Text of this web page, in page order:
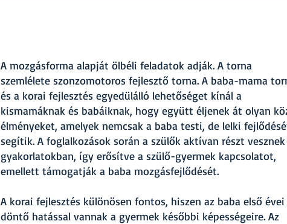
A mozgásforma alapját ölbéli feladatok adják. A torna
szemlélete szonzomotoros fejlesztő torna. A baba-mama
és a korai fejlesztés egyedülálló lehetőséget kínál a
kismamáknak és babáiknak, hogy együtt éljenek át olyan
élményeket, amelyek nemcsak a baba testi, de lelki
segítik. A foglalkozások során a szülők aktívan részt vesznek
gyakorlatokban, így erősítve a szülő-gyermek kapcsolatot,
emellett támogatják a baba mozgásfejlődését.
A korai fejlesztés különösen fontos, hiszen az baba első évei
döntő hatással vannak a gyermek későbbi képességeire. Az